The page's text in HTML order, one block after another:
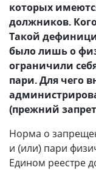
которых
должников.
Такой
было лишь о
ограничили
пари. Для чего
(прежний
Норма о
и (или) пари
Едином реестре